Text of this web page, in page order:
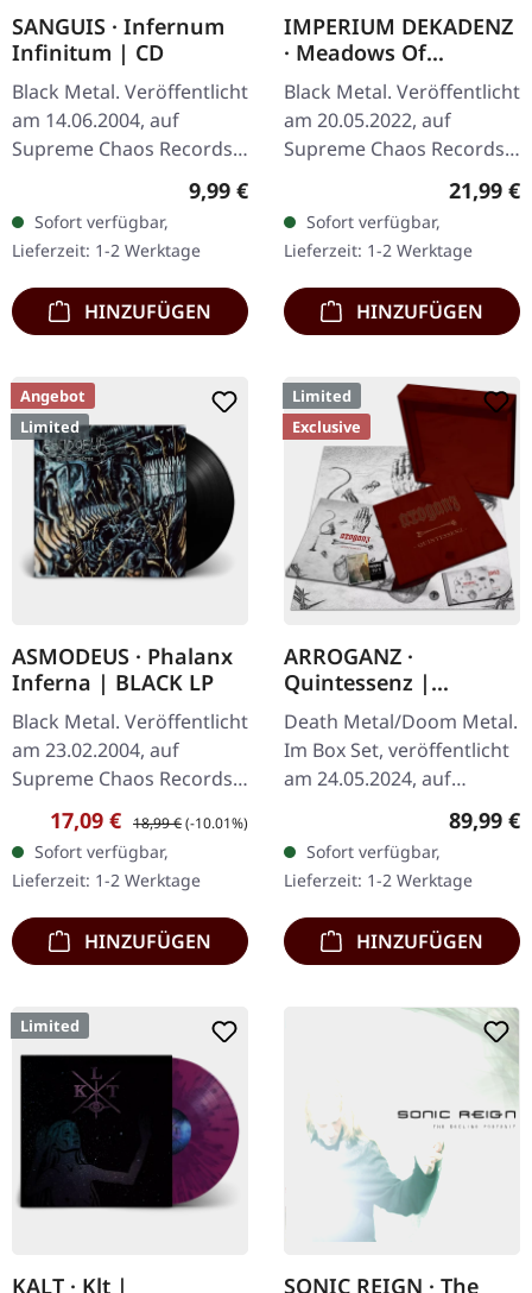
SANGUIS · Infernum
Infinitum | CD
Black Metal. Veröffentlicht
am 14.06.2004, auf
Supreme Chaos Records.
CD im Jewelcase mit 16-
seitigem Booklet. Die
österreichische Black
Metal-Horde…
Regulärer Preis:
9,99 €
Sofort verfügbar,
Lieferzeit: 1-2 Werktage
HINZUFÜGEN
IMPERIUM DEKADENZ
· Meadows Of
Nostalgia | BLACK 2LP
Black Metal. Veröffentlicht
am 20.05.2022, auf
Supreme Chaos Records.
Schwarzes Doppel-Vinyl
im Gatefold-Cover mit
bedrucktem Insert,
limitiert auf…
21,99 €
Sofort verfügbar,
Lieferzeit: 1-2 Werktage
HINZUFÜGEN
Angebot
Limited
ASMODEUS · Phalanx
Inferna | BLACK LP
Black Metal. Veröffentlicht
am 23.02.2004, auf
Supreme Chaos Records.
Hochwertiges 180g Vinyl
mit schönem Gatefold
Cover und bedruckten
Innenhüllen.…
Verkaufspreis:
17,09 € Regulärer Preis:
18,99 €(-10.01%)
Sofort verfügbar,
Lieferzeit: 1-2 Werktage
HINZUFÜGEN
Limited
Exclusive
ARROGANZ ·
Quintessenz |
WOODEN BOX SET
Death Metal/Doom Metal.
Im Box Set, veröffentlicht
am 24.05.2024, auf
Supreme Chaos Records.
handgearbeitete Holzbox
mit graviertem…
89,99 €
Sofort verfügbar,
Lieferzeit: 1-2 Werktage
HINZUFÜGEN
Limited
KALT · Klt | SONIC REIGN · The